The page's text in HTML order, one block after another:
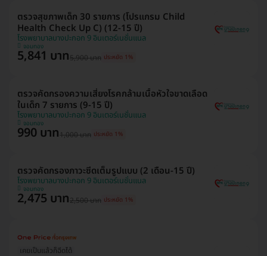
ตรวจสุขภาพเด็ก 30 รายการ (โปรแกรม Child
Health Check Up C) (12-15 ปี)
โรงพยาบาลบางปะกอก 9 อินเตอร์เนชั่นแนล
จอมทอง
5,841 บาท5,900 บาท ประหยัด 1%
ตรวจคัดกรองความเสี่ยงโรคกล้ามเนื้อหัวใจขาดเลือด
ในเด็ก 7 รายการ (9-15 ปี)
โรงพยาบาลบางปะกอก 9 อินเตอร์เนชั่นแนล
จอมทอง
990 บาท1,000 บาท ประหยัด 1%
ตรวจคัดกรองภาวะซีดเต็มรูปแบบ (2 เดือน-15 ปี)
โรงพยาบาลบางปะกอก 9 อินเตอร์เนชั่นแนล
จอมทอง
2,475 บาท2,500 บาท ประหยัด 1%
เคยเป็นแล้วก็ฉีดได้